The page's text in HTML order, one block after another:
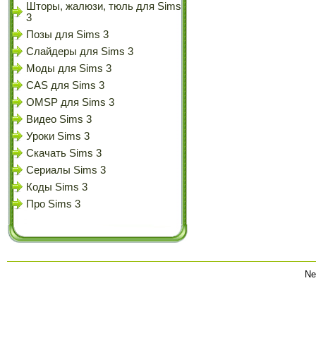
Шторы, жалюзи, тюль для Sims
3
Позы для Sims 3
Слайдеры для Sims 3
Моды для Sims 3
CAS для Sims 3
OMSP для Sims 3
Видео Sims 3
Уроки Sims 3
Скачать Sims 3
Сериалы Sims 3
Коды Sims 3
Про Sims 3